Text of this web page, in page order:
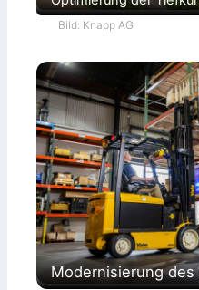
Bild: Knapp AG
Modernisierung